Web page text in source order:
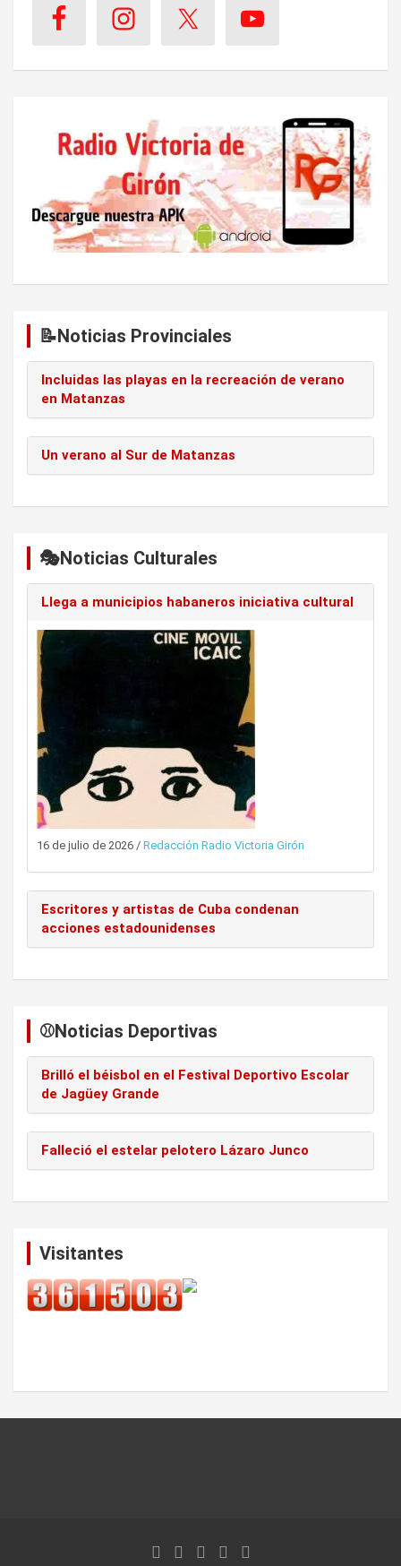
📝Noticias Provinciales
Incluidas las playas en la recreación de verano
en Matanzas
Un verano al Sur de Matanzas
🎭Noticias Culturales
Llega a municipios habaneros iniciativa cultural
16 de julio de 2026 / Redacción Radio Victoria Girón
Escritores y artistas de Cuba condenan
acciones estadounidenses
⚾️Noticias Deportivas
Brilló el béisbol en el Festival Deportivo Escolar
de Jagüey Grande
Falleció el estelar pelotero Lázaro Junco
Visitantes